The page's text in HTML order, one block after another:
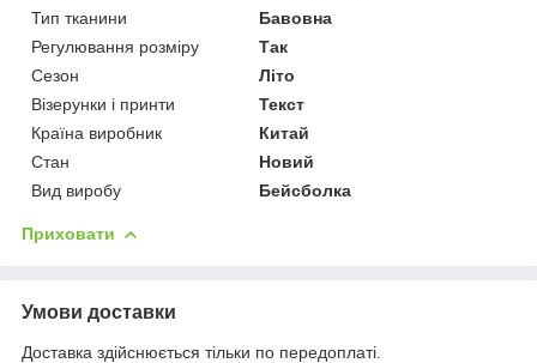
Тип тканини
Бавовна
Регулювання розміру
Так
Сезон
Літо
Візерунки і принти
Текст
Країна виробник
Китай
Стан
Новий
Вид виробу
Бейсболка
Приховати
Умови доставки
Доставка здійснюється тільки по передоплаті.